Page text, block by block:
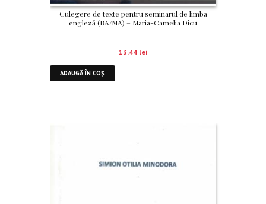
Culegere de texte pentru seminarul de limba
engleză (BA/MA) – Maria-Camelia Dicu
13.44 lei
ADAUGĂ ÎN COȘ